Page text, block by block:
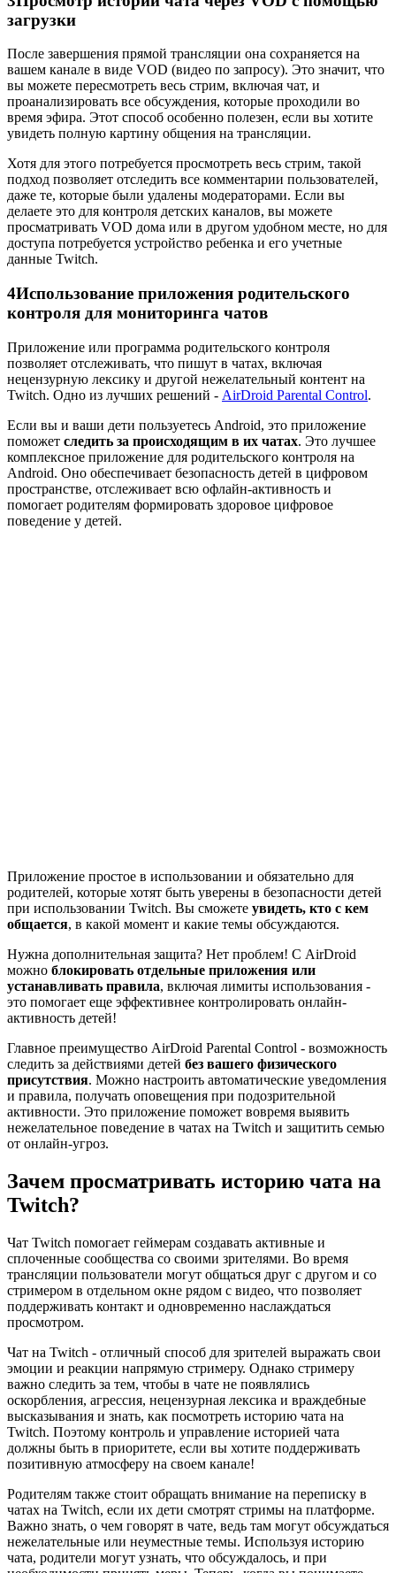
загрузки
После завершения прямой трансляции она сохраняется на
вашем канале в виде VOD (видео по запросу). Это значит, что
вы можете пересмотреть весь стрим, включая чат, и
проанализировать все обсуждения, которые проходили во
время эфира. Этот способ особенно полезен, если вы хотите
увидеть полную картину общения на трансляции.
Хотя для этого потребуется просмотреть весь стрим, такой
подход позволяет отследить все комментарии пользователей,
даже те, которые были удалены модераторами. Если вы
делаете это для контроля детских каналов, вы можете
просматривать VOD дома или в другом удобном месте, но для
доступа потребуется устройство ребенка и его учетные
данные Twitch.
4Использование приложения родительского
контроля для мониторинга чатов
Приложение или программа родительского контроля
позволяет отслеживать, что пишут в чатах, включая
нецензурную лексику и другой нежелательный контент на
Twitch. Одно из лучших решений - AirDroid Parental Control.
Если вы и ваши дети пользуетесь Android, это приложение
поможет следить за происходящим в их чатах. Это лучшее
комплексное приложение для родительского контроля на
Android. Оно обеспечивает безопасность детей в цифровом
пространстве, отслеживает всю офлайн-активность и
помогает родителям формировать здоровое цифровое
поведение у детей.
Приложение простое в использовании и обязательно для
родителей, которые хотят быть уверены в безопасности детей
при использовании Twitch. Вы сможете увидеть, кто с кем
общается, в какой момент и какие темы обсуждаются.
Нужна дополнительная защита? Нет проблем! С AirDroid
можно блокировать отдельные приложения или
устанавливать правила, включая лимиты использования -
это помогает еще эффективнее контролировать онлайн-
активность детей!
Главное преимущество AirDroid Parental Control - возможность
следить за действиями детей без вашего физического
присутствия. Можно настроить автоматические уведомления
и правила, получать оповещения при подозрительной
активности. Это приложение поможет вовремя выявить
нежелательное поведение в чатах на Twitch и защитить семью
от онлайн-угроз.
Зачем просматривать историю чата на
Twitch?
Чат Twitch помогает геймерам создавать активные и
сплоченные сообщества со своими зрителями. Во время
трансляции пользователи могут общаться друг с другом и со
стримером в отдельном окне рядом с видео, что позволяет
поддерживать контакт и одновременно наслаждаться
просмотром.
Чат на Twitch - отличный способ для зрителей выражать свои
эмоции и реакции напрямую стримеру. Однако стримеру
важно следить за тем, чтобы в чате не появлялись
оскорбления, агрессия, нецензурная лексика и враждебные
высказывания и знать, как посмотреть историю чата на
Twitch. Поэтому контроль и управление историей чата
должны быть в приоритете, если вы хотите поддерживать
позитивную атмосферу на своем канале!
Родителям также стоит обращать внимание на переписку в
чатах на Twitch, если их дети смотрят стримы на платформе.
Важно знать, о чем говорят в чате, ведь там могут обсуждаться
нежелательные или неуместные темы. Используя историю
чата, родители могут узнать, что обсуждалось, и при